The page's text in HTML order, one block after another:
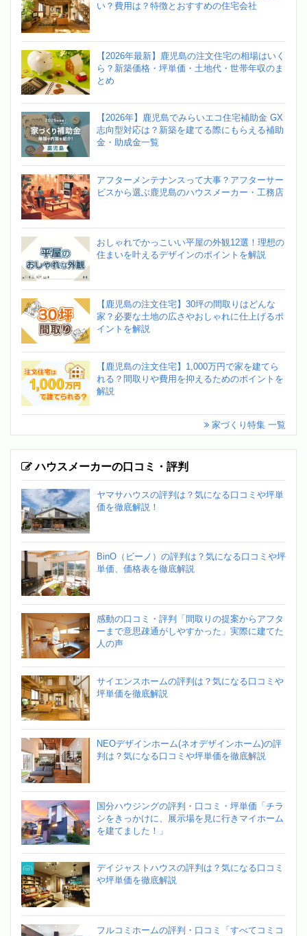
い？費用は？特徴とおすすめの住宅会社
【2026年最新】鹿児島の注文住宅の相場はいく
ら？新築価格・坪単価・土地代・世帯年収のま
とめ
【2026年】鹿児島でみらいエコ住宅補助金 GX
志向型対応は？新築を建てる際にもらえる補助
金・助成金一覧
アフターメンテナンスって大事？アフターサー
ビスから選ぶ鹿児島のハウスメーカー・工務店
おしゃれでかっこいい平屋の外観12選！理想の
住まいを叶えるデザインのポイントを解説
【鹿児島の注文住宅】30坪の間取りはどんな
家？必要な土地の広さやおしゃれに仕上げるポ
イントを解説
【鹿児島の注文住宅】1,000万円で家を建てら
れる？間取りや費用を抑えるためのポイントを
解説
家づくり特集 一覧
ハウスメーカーの口コミ・評判
ヤマサハウスの評判は？気になる口コミや坪単
価を徹底解説！
BinO（ビーノ）の評判は？気になる口コミや坪
単価、価格表を徹底解説
感動の口コミ・評判「間取りの提案からアフタ
ーまで意思疎通がしやすかった」実際に建てた
人の声
サイエンスホームの評判は？気になる口コミや
坪単価を徹底解説
NEOデザインホーム(ネオデザインホーム)の評
判は？気になる口コミや坪単価を徹底解説
国分ハウジングの評判・口コミ・坪単価「チラ
シをきっかけに、展示場を見に行きマイホーム
を建てました！」
デイジャストハウスの評判は？気になる口コミ
や坪単価を徹底解説
フルコミホームの評判・口コミ「すべてコミコ